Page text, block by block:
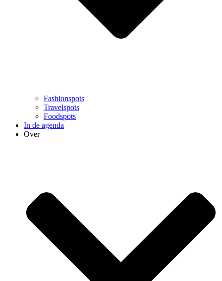
Fashionspots
Travelspots
Foodspots
In de agenda
Over